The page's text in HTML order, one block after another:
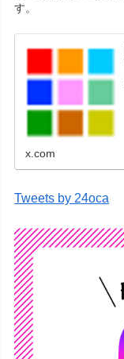
す。
x.com
Tweets by 24oca